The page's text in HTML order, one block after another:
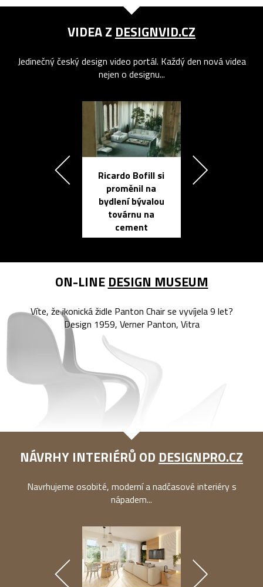
VIDEA Z DESIGNVID.CZ
Jedinečný český design video portál. Každý den nová videa
nejen o designu...
Ricardo Bofill si
proměnil na
bydlení bývalou
továrnu na
cement
ON-LINE DESIGN MUSEUM
Víte, že ikonická židle Panton Chair se vyvíjela 9 let?
Design 1959, Verner Panton, Vitra
NÁVRHY INTERIÉRŮ OD DESIGNPRO.CZ
Navrhujeme osobité, moderní a nadčasové interiéry s
nápadem...